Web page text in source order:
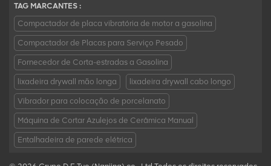
TAG MARCANTES :
Compactador de placa vibratória de motor a gasolina
Compactador de Placas para Serviço Pesado
Fornecedor de Corta-estradas a Gasolina
lixadeira drywall mão longa lixadeira drywall cabo longo
Vibrador para colocação de porcelanato
Máquina de Cortar Azulejos de Cerâmica Manual
Entalhadeira de parede elétrica